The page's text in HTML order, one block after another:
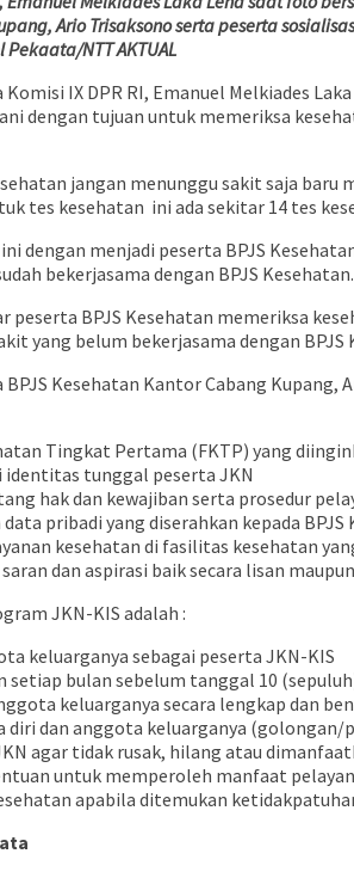
Ario Trisaksono serta peserta
NTT AKTUAL
IX DPR RI, Emanuel Melkiades
dengan tujuan untuk memeriksa
jangan menunggu sakit saja
tes kesehatan ini ada sekitar 14 tes
dengan menjadi peserta BPJS
bekerjasama dengan BPJS Kesehatan.
peserta BPJS Kesehatan memeriksa
yang belum bekerjasama dengan
Kesehatan Kantor Cabang
Tingkat Pertama (FKTP) yang
identitas tunggal peserta JKN
hak dan kewajiban serta prosedur
pribadi yang diserahkan kepada
kesehatan di fasilitas kesehatan
dan aspirasi baik secara lisan
JKN-KIS adalah :
keluarganya sebagai peserta JKN-KIS
setiap bulan sebelum tanggal 10
keluarganya secara lengkap dan
diri dan anggota keluarganya
agar tidak rusak, hilang atau
untuk memperoleh manfaat
apabila ditemukan